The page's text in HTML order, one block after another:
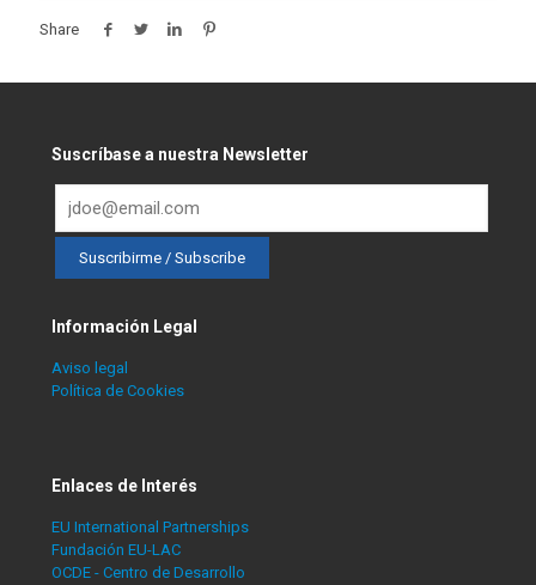
Share
Suscríbase a nuestra Newsletter
Información Legal
Aviso legal
Política de Cookies
Enlaces de Interés
EU International Partnerships
Fundación EU-LAC
OCDE - Centro de Desarrollo